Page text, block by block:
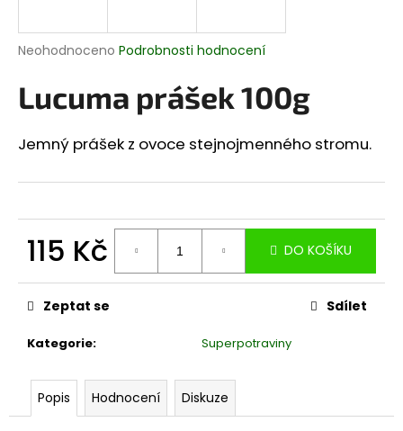
Průměrné
produktu
je
5
Neohodnoceno Podrobnosti hodnocení
Lucuma prášek 100g
Jemný prášek z ovoce stejnojmenného stromu.
115 Kč
cena:
DO KOŠÍKU
Kategorie: Superpotraviny
Zeptat se Sdílet
Popis Hodnocení Diskuze
j
t
?
D
o
o